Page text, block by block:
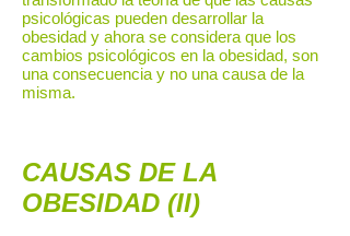
psicológicas pueden desarrollar la
obesidad y ahora se considera que los
cambios psicológicos en la obesidad, son
una consecuencia y no una causa de la
misma.
CAUSAS DE LA
OBESIDAD (II)